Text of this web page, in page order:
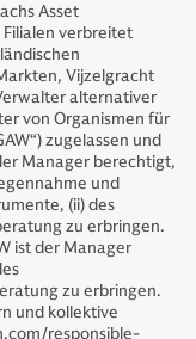
Asset
verbreitet
Vijzelgracht
alternativer
von Organismen für
zugelassen und
Manager berechtigt,
und
(ii) des
zu erbringen.
ist der Manager
zu erbringen.
und kollektive
responsible-